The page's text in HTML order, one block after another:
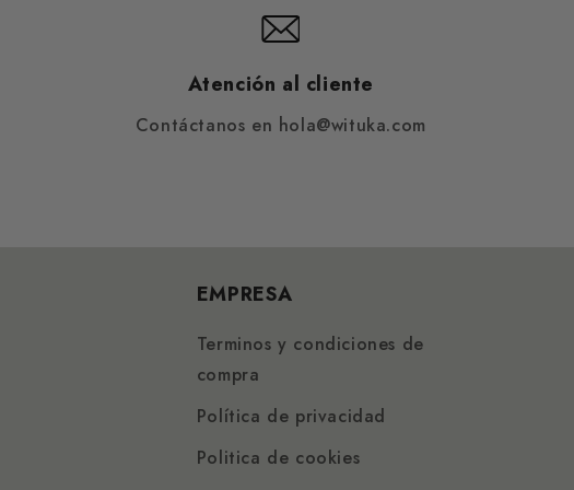
Atención al cliente
Contáctanos en hola@wituka.com
EMPRESA
Terminos y condiciones de
compra
Política de privacidad
Politica de cookies